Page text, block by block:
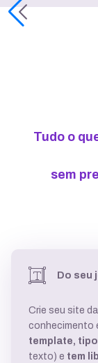
Tudo o que
sem
Do seu
Crie seu site
conhecimento
template,
texto) e tem